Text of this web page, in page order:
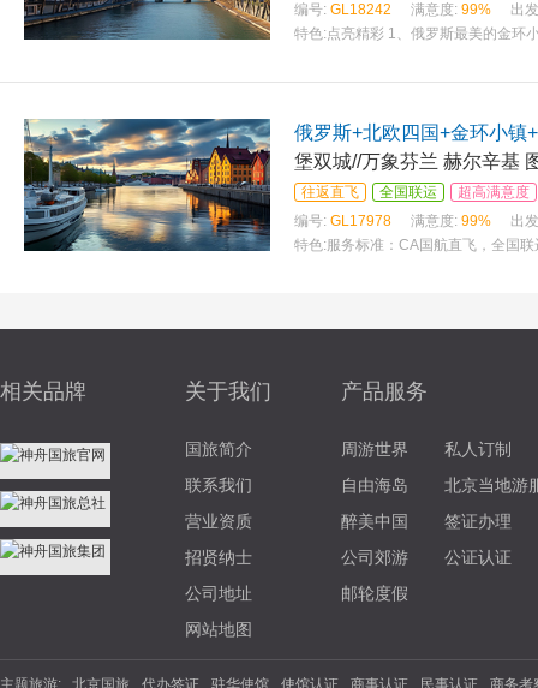
编号: GL18242 满意度: 99%
出
特色:点亮精彩 1、俄罗斯最美的金环
俄罗斯+北欧四国+金环小镇
堡双城//万象芬兰 赫尔辛基
往返直飞 全国联运
超高满意度
编号: GL17978 满意度: 99%
出
特色:服务标准：CA国航直飞，全国
相关品牌 关于我们
国旅简介
联系我们
营业资质
招贤纳士
公司地址
网站地图
产品服务
周游世界
私人订制
自由海岛
北京当地游
醉美中国
签证办理
公司郊游
公证认证
邮轮度假
主题旅游: 北京国旅 代办签证 驻华使馆 使馆认证 商事认证 民事认证 商务考